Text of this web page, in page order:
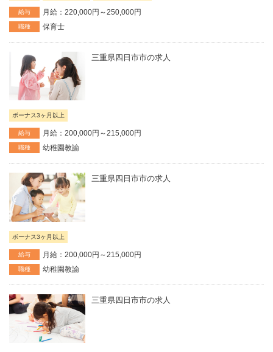
給与 月給：220,000円～250,000円
職種 保育士
三重県四日市市の求人
ボーナス3ヶ月以上
給与 月給：200,000円～215,000円
職種 幼稚園教諭
三重県四日市市の求人
ボーナス3ヶ月以上
給与 月給：200,000円～215,000円
職種 幼稚園教諭
三重県四日市市の求人